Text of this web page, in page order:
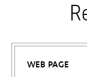
WEB PAGE